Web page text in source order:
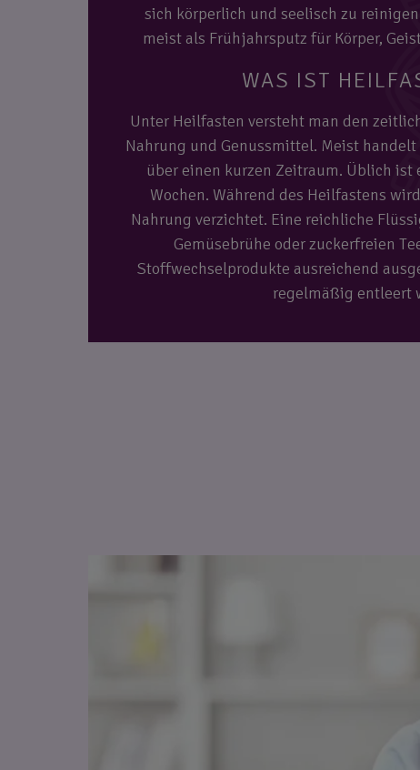
sich körperlich und seelisch zu
meist als Frühjahrsputz für Körper,
WAS IST
Unter Heilfasten versteht man den
Nahrung und Genussmittel. Meist
über einen kurzen Zeitraum. Üblich ist
Wochen. Während des Heilfastens
Nahrung verzichtet. Eine reichliche
Gemüsebrühe oder zuckerfreien
Stoffwechselprodukte ausreichend
regelmäßig entleert